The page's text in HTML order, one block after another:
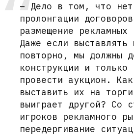
– Дело в том, что нет
пролонгации
размещение рекламных
Даже если выставлять
повторно, мы должны
конструкции и только
провести аукцион.
выставить их на
выиграет другой? Со
игроков рекламного
передергивание